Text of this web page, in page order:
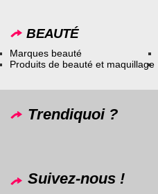
BEAUTÉ
Marques beauté
Produits de beauté et maquillage
Trendiquoi ?
Suivez-nous !